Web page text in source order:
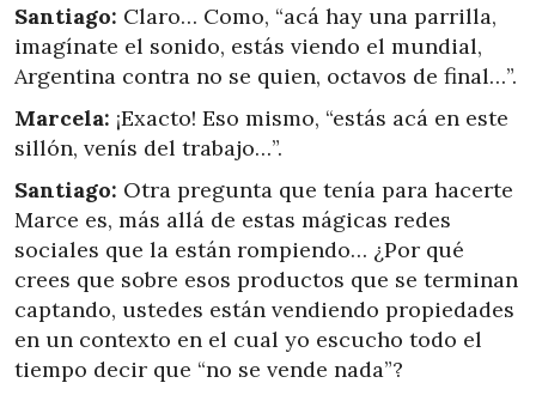
Santiago: Claro… Como, “acá hay una parrilla,
imagínate el sonido, estás viendo el mundial,
Argentina contra no se quien, octavos de final…”.
Marcela: ¡Exacto! Eso mismo, “estás acá en este
sillón, venís del trabajo…”.
Santiago: Otra pregunta que tenía para hacerte
Marce es, más allá de estas mágicas redes
sociales que la están rompiendo… ¿Por qué
crees que sobre esos productos que se terminan
captando, ustedes están vendiendo propiedades
en un contexto en el cual yo escucho todo el
tiempo decir que “no se vende nada”?